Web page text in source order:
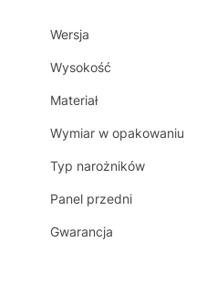
Wersja
Wysokość
Materiał
Wymiar w opakowaniu
Typ narożników
Panel przedni
Gwarancja